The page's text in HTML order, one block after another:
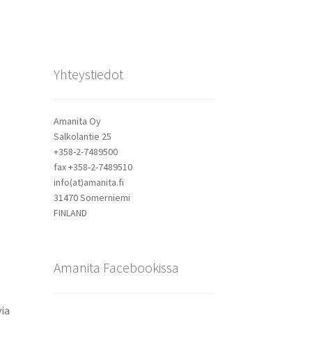
Yhteystiedot
Amanita Oy
Salkolantie 25
+358-2-7489500
fax +358-2-7489510
info(at)amanita.fi
31470 Somerniemi
FINLAND
Amanita Facebookissa